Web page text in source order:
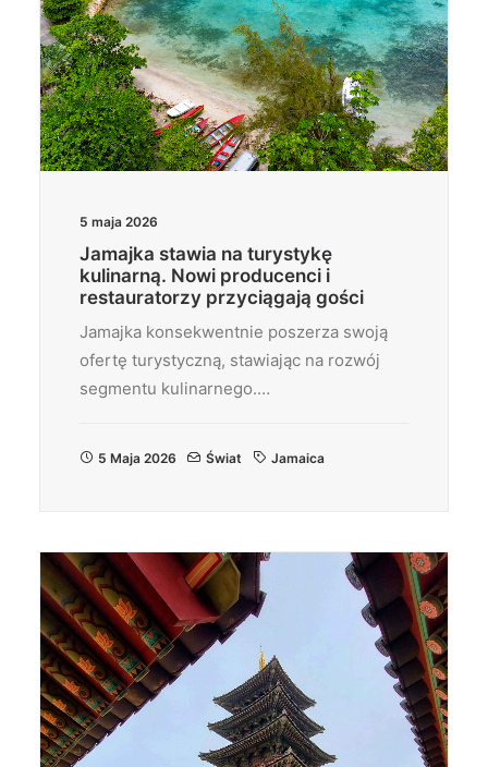
5 maja 2026
Jamajka stawia na turystykę
kulinarną. Nowi producenci i
restauratorzy przyciągają gości
Jamajka konsekwentnie poszerza swoją
ofertę turystyczną, stawiając na rozwój
segmentu kulinarnego.…
5 Maja 2026 Świat Jamaica